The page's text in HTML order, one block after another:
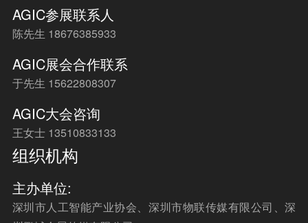
AGIC参展联系人
陈先生 18676385933
AGIC展会合作联系
于先生 15622808307
AGIC大会咨询
王女士 13510833133
组织机构
主办单位:
深圳市人工智能产业协会、深圳市物联传媒有限公司、深